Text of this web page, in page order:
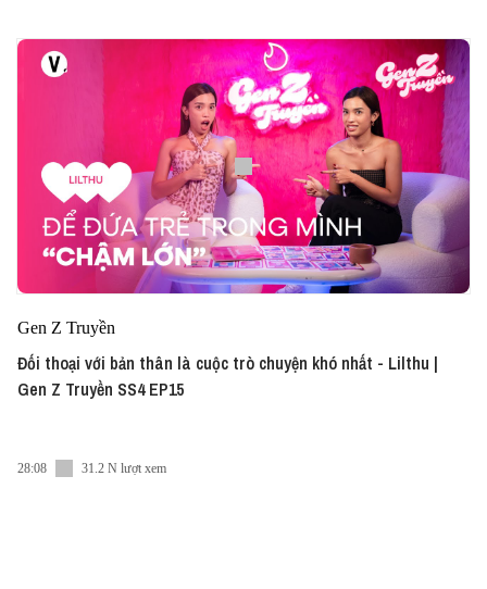
Gen Z Truyền
Đối thoại với bản thân là cuộc trò chuyện khó nhất - Lilthu |
Gen Z Truyền SS4 EP15
28:08 31.2 N lượt xem